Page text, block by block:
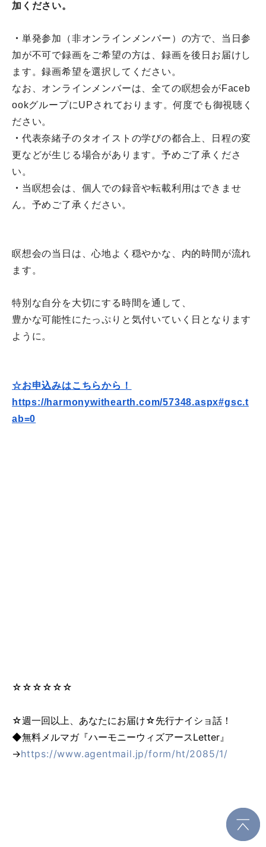
加ください。
・ 単発参加（非オンラインメンバー）の方で、 当日参
加が不可で録画をご希望の方は、録画を後日お届けし
ます。録画希望を選択してください。
なお、オンラインメンバーは、全ての瞑想会がFaceb
ookグループにUPされております。何度でも御視聴く
ださい。
・ 代表奈緒子のタオイストの学びの都合上、
日程の変
更などが生じる場合があります。予めご了承くださ
い。
・ 当瞑想会は、個人での録音や転載利用はできませ
ん。 予めご了承ください。
瞑想会の当日は、心地よく穏やかな、内的時間が流れ
ます。
特別な自分を大切にする時間を通して、
豊かな可能性にたっぷりと気付いていく日となります
ように。
☆お申込みはこちらから！
https://harmonywithearth.com/57348.aspx#gsc.t
ab=0
☆☆☆☆☆☆
☆週一回以上、あなたにお届け☆先行ナイショ話！
◆無料メルマガ『ハーモニーウィズアースLetter』
→https://www.agentmail.jp/form/ht/2085/1/